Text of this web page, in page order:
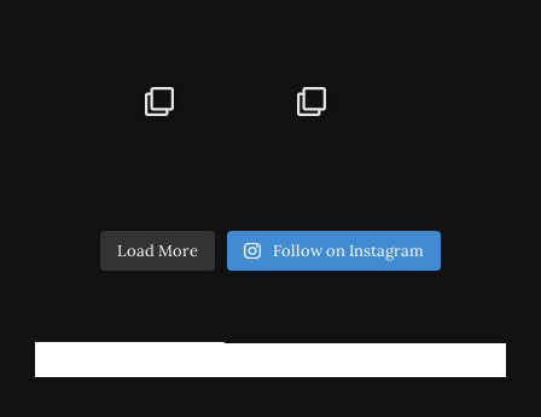
Load More Follow on Instagram